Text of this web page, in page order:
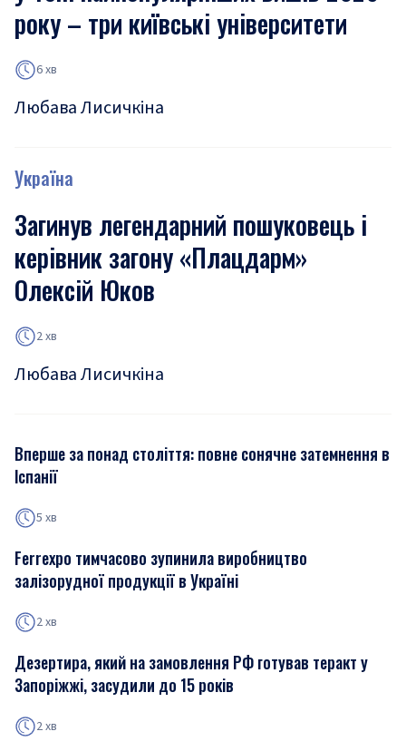
року – три київські університети
6 хв
Любава Лисичкіна
Україна
Загинув легендарний пошуковець і
керівник загону «Плацдарм»
Олексій Юков
2 хв
Любава Лисичкіна
Вперше за понад століття: повне сонячне затемнення в
Іспанії
5 хв
Ferrexpo тимчасово зупинила виробництво
залізорудної продукції в Україні
2 хв
Дезертира, який на замовлення РФ готував теракт у
Запоріжжі, засудили до 15 років
2 хв